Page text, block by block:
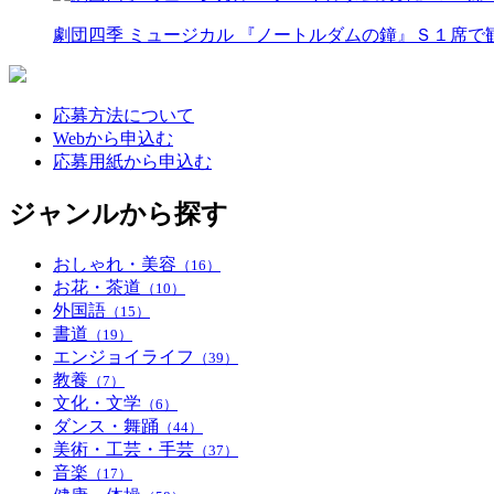
劇団四季 ミュージカル 『ノートルダムの鐘』Ｓ１席
応募方法について
Webから申込む
応募用紙から申込む
ジャンルから探す
おしゃれ・美容 （16）
お花・茶道 （10）
外国語 （15）
書道 （19）
エンジョイライフ （39）
教養 （7）
文化・文学 （6）
ダンス・舞踊 （44）
美術・工芸・手芸 （37）
音楽 （17）